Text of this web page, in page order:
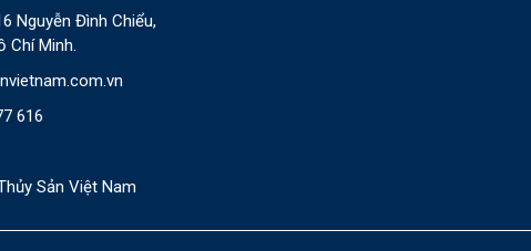
Nguyễn Đình Chiểu,
Chí Minh.
616
Sản Việt Nam